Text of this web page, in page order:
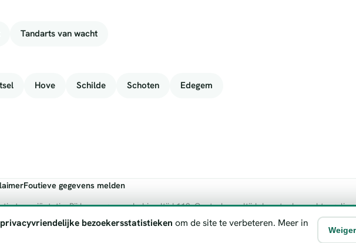
Tandarts van wacht
Hove Schilde Schoten Edegem
Foutieve gegevens melden
ter oriëntatie. Bij levensgevaar bel je altijd 112. Controleer altijd de actuele
privacyvriendelijke bezoekersstatistieken om de site te verbeteren. Meer in